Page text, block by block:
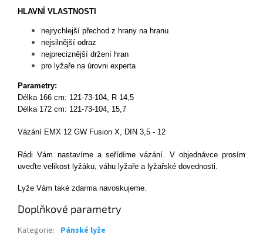
HLAVNÍ VLASTNOSTI
nejrychlejší přechod z hrany na hranu
nejsilnější odraz
nejpreciznější držení hran
pro lyžaře na úrovni experta
Parametry:
Délka 166 cm: 121-73-104, R 14,5
Délka 172 cm: 121-73-104, 15,7
Vázání EMX 12 GW Fusion X, DIN 3,5 - 12
Rádi Vám nastavíme a seřídíme vázání. V objednávce prosím
uveďte velikost lyžáku, váhu lyžaře a lyžařské dovednosti.
Lyže Vám také zdarma navoskujeme.
Doplňkové parametry
Kategorie: Pánské lyže